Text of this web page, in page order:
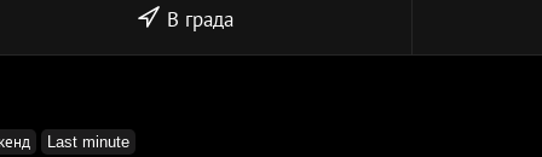
В града
Last minute